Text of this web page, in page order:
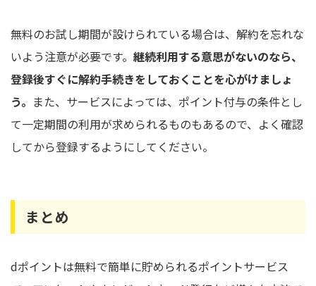
無料のお試し期間が設けられている場合は、解約を忘れな
いよう注意が必要です。 継続利用する意思がないのなら、
登録後すぐに解約手続きをしておくことを心がけましょ
う。 また、サービスによっては、ポイント付与の条件とし
て一定期間の利用が求められるものもあるので、よく確認
してから登録するようにしてください。
まとめ
dポイントは無料で簡単に貯められるポイントサービス